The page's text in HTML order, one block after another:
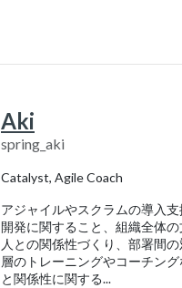
Aki
spring_aki
Catalyst, Agile Coach
アジャイルやスクラムの導入
開発に関すること、組織全体の
人との関係性づくり、部署間
層のトレーニングやコーチン
と関係性に関する...